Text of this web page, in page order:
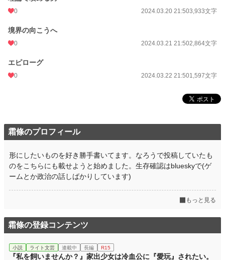
0 2024.03.20 21:503,933文字
境界の向こうへ
0 2024.03.21 21:502,864文字
エピローグ
0 2024.03.22 21:501,597文字
霜條のプロフィール
形にしたいものを好き勝手書いてます。なろうで投稿していたも
のをこちらにも載せようと始めました。生存確認はblueskyで(ゲ
ームとか政治の話しばかりしています)
もっと見る
霜條の登録コンテンツ
小説 ライト文芸 連載中 長編 R15
『私を飼いませんか？』家出少女は冷血公に『愛玩』されたい。